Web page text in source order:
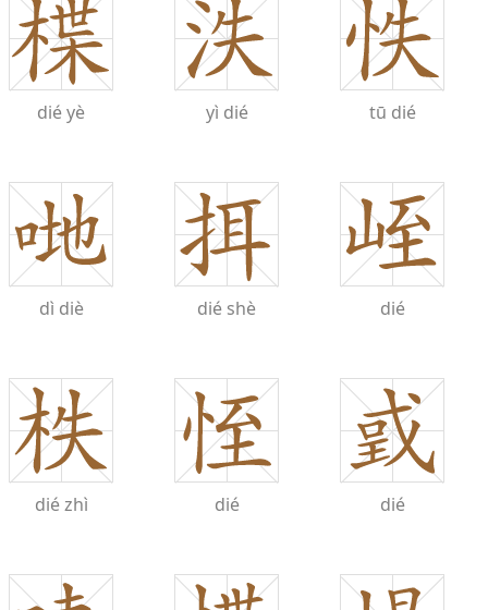
diéyè yì dié tū dié
dì diè dié shè dié
dié zhì dié dié